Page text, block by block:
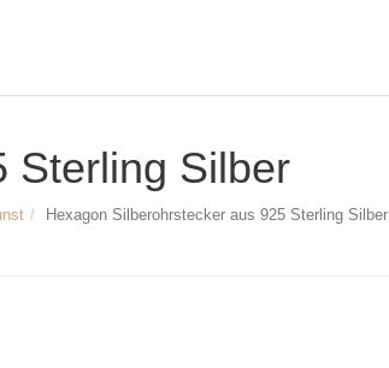
Sterling Silber
Hexagon Silberohrstecker aus 925 Sterling Silber